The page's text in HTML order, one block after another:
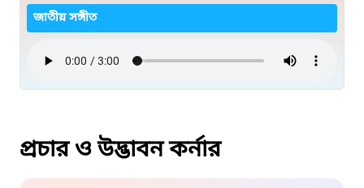
জাতীয় সঙ্গীত
প্রচার ও উদ্ভাবন কর্নার